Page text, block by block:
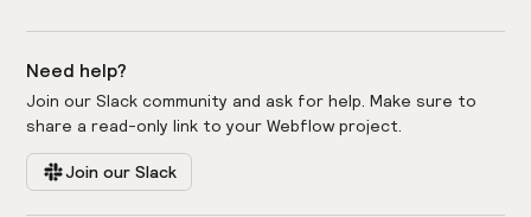
Need help?
Join our Slack community and ask for help. Make sure to
share a read-only link to your Webflow project.
Join our Slack